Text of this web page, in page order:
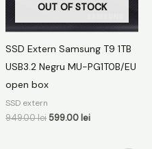
OUT OF STOCK
SSD Extern Samsung T9 1TB
USB3.2 Negru MU-PG1T0B/EU
open box
SSD extern
949.00lei 599.00lei